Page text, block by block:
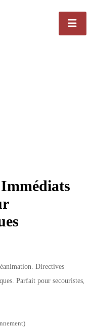
Directives
Parfait pour secouristes,